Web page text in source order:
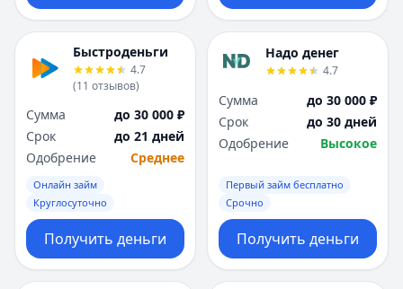
Быстроденьги
4.7
(11 отзывов)
Сумма
до 30 000 ₽
Срок
до 21 дней
Одобрение
Среднее
Онлайн займ
Круглосуточно
Получить деньги
Надо денег
4.7
Сумма
до 30 000 ₽
Срок
до 30 дней
Одобрение
Высокое
Первый займ бесплатно
Срочно
Получить деньги